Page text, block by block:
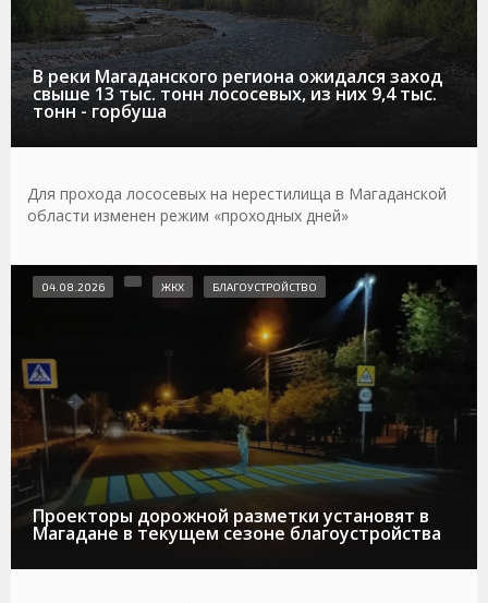
В реки Магаданского региона ожидался заход
свыше 13 тыс. тонн лососевых, из них 9,4 тыс.
тонн - горбуша
Для прохода лососевых на нерестилища в Магаданской
области изменен режим «проходных дней»
Проекторы дорожной разметки установят в
Магадане в текущем сезоне благоустройства
04.08.2026 ЖКХ БЛАГОУСТРОЙСТВО